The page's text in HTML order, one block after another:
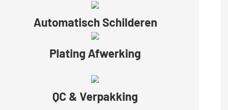
Automatisch Schilderen
Plating Afwerking
QC & Verpakking